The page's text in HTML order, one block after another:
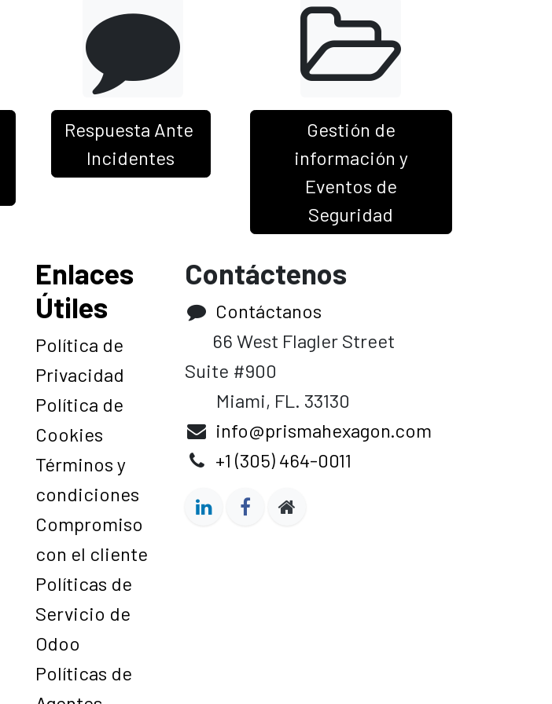
Respuesta Ante
Incidentes
Gestión de
información y
Eventos de
Seguridad
Enlaces
Útiles
Política de
Privacidad
Política de
Cookies
Términos y
condiciones
Compromiso
con el cliente
Políticas de
Servicio de
Odoo
Políticas de
Contáctenos
Contáctanos
66 West Flagler Street
Suite #900
Miami, FL. 33130
info@prismahexagon.com
+1 (305) 464-0011